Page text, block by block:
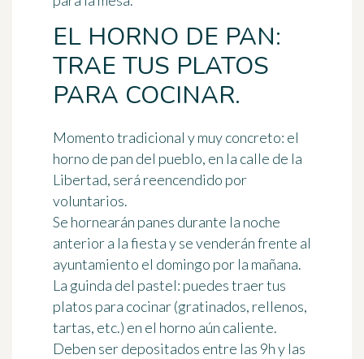
EL HORNO DE PAN:
TRAE TUS PLATOS
PARA COCINAR.
Momento tradicional y muy concreto: el
horno de pan del pueblo, en la calle de la
Libertad, será reencendido por
voluntarios.
Se hornearán panes durante la noche
anterior a la fiesta y se venderán frente al
ayuntamiento el domingo por la mañana.
La guinda del pastel: puedes traer tus
platos para cocinar (gratinados, rellenos,
tartas, etc.) en el horno aún caliente.
Deben ser depositados entre las 9h y las